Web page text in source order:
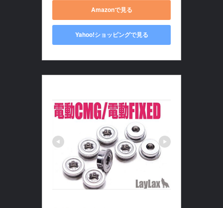
Amazonで見る
Yahoo!ショッピングで見る